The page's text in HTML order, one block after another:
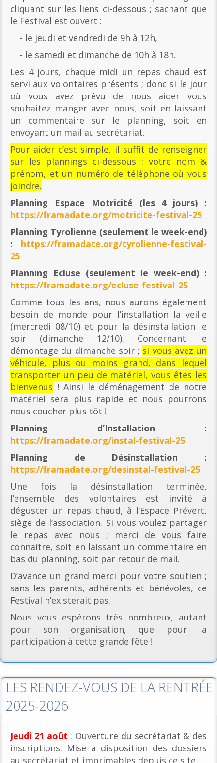
cliquant sur les liens ci-dessous ; sachant que
le Festival est ouvert :
- le jeudi et vendredi de 9h à 12h,
- le samedi et dimanche de 10h à 18h.
Les 4 jours, chaque midi un repas chaud est
servi aux volontaires présents ; donc si le jour
où vous avez prévu de nous aider vous
souhaitez manger avec nous, soit en laissant
un commentaire sur le planning, soit en
envoyant un mail au secrétariat.
Pour aider c’est simple, il suffit de renseigner
sur les plannings ci-dessous : votre nom &
prénom, et un numéro de téléphone où vous
joindre.
Planning Espace Motricité (les 4 jours) :
https://framadate.org/motricite-festival-25
Planning Tyrolienne (seulement le week-end)
: https://framadate.org/tyrolienne-festival-
25
Planning Ecluse (seulement le week-end) :
https://framadate.org/ecluse-festival-25
Comme tous les ans, nous aurons également
besoin de monde pour l’installation la veille
(mercredi 08/10) et pour la désinstallation le
soir (dimanche 12/10). Concernant le
démontage du dimanche soir ; si vous avez un
véhicule, plus ou moins grand, dans lequel
transporter un peu de matériel, vous êtes les
bienvenus ! Ainsi le déménagement de notre
matériel sera plus rapide et nous pourrons
nous coucher plus tôt !
Planning d’Installation :
https://framadate.org/instal-festival-25
Planning de Désinstallation :
https://framadate.org/desinstal-festival-25
Une fois la désinstallation terminée,
l’ensemble des volontaires est invité à
déguster un repas chaud, à l’Espace Prévert,
siège de l’association. Si vous voulez partager
le repas avec nous ; merci de vous faire
connaitre, soit en laissant un commentaire en
bas du planning, soit par retour de mail.
D’avance un grand merci pour votre soutien ;
sans les parents, adhérents et bénévoles, ce
Festival n’existerait pas.
Nous vous espérons très nombreux, autant
pour son organisation, que pour la
participation à cette grande fête !
LES RENDEZ-VOUS DE LA RENTRÉE
2025-2026
Jeudi 21 août : Ouverture du secrétariat & des
inscriptions. Mise à disposition des dossiers
au secrétariat et imprimables depuis ce site.